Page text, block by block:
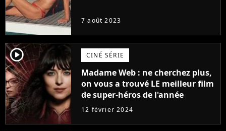
7 août 2023
player2 CINÉ SÉRIE
Madame Web : ne cherchez plus,
on vous a trouvé LE meilleur film
de super-héros de l'année
12 février 2024